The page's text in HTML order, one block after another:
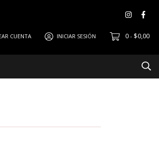
CUENTA INICIAR SESIÓN 0 - $0,00